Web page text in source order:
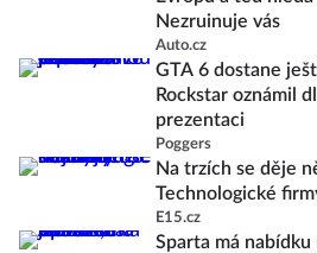
Nezruinuje vás
Auto.cz
GTA 6 dostane
Rockstar oznámil
prezentaci
Poggers
Na trzích se děje
Technologické
E15.cz
Sparta má nabídku